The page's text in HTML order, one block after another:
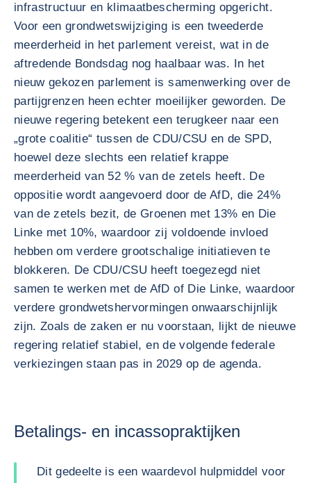
infrastructuur en klimaatbescherming opgericht.
Voor een grondwetswijziging is een tweederde
meerderheid in het parlement vereist, wat in de
aftredende Bondsdag nog haalbaar was. In het
nieuw gekozen parlement is samenwerking over de
partijgrenzen heen echter moeilijker geworden. De
nieuwe regering betekent een terugkeer naar een
„grote coalitie“ tussen de CDU/CSU en de SPD,
hoewel deze slechts een relatief krappe
meerderheid van 52 % van de zetels heeft. De
oppositie wordt aangevoerd door de AfD, die 24%
van de zetels bezit, de Groenen met 13% en Die
Linke met 10%, waardoor zij voldoende invloed
hebben om verdere grootschalige initiatieven te
blokkeren. De CDU/CSU heeft toegezegd niet
samen te werken met de AfD of Die Linke, waardoor
verdere grondwetshervormingen onwaarschijnlijk
zijn. Zoals de zaken er nu voorstaan, lijkt de nieuwe
regering relatief stabiel, en de volgende federale
verkiezingen staan pas in 2029 op de agenda.
Betalings- en incassopraktijken
Dit gedeelte is een waardevol hulpmiddel voor